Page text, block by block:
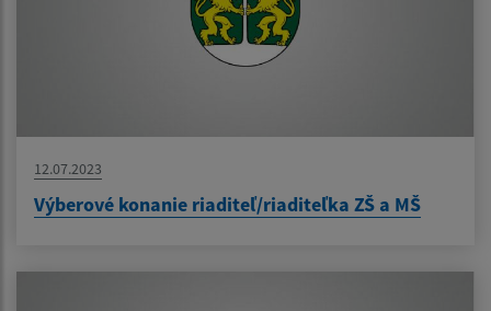
12.07.2023
Výberové konanie riaditeľ/riaditeľka ZŠ a MŠ